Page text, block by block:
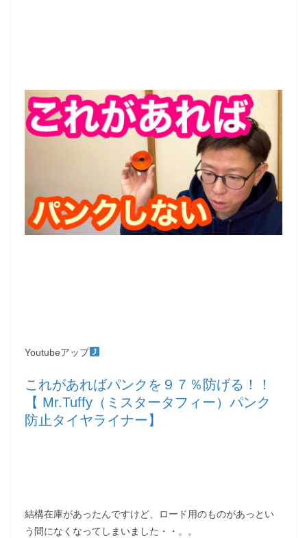
Youtubeアップ
これがあればパンクを９７％防げる！！
【 Mr.Tuffy（ミスタータフィー）パンク
防止タイヤライナー】
結構在庫があったんですけど、ロード用のものがあっとい
う間になくなってしまいました・・。。